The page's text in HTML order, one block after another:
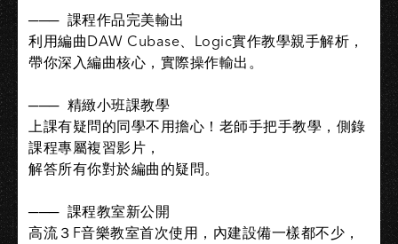
─── ​ 課程作品完美輸出
利用編曲DAW Cubase、Logic實作教學親手解析，
帶你深入編曲核心，實際操作輸出。
─── ​ 精緻小班課教學
上課有疑問的同學不用擔心！老師手把手教學，側錄
課程專屬複習影片，
解答所有你對於編曲的疑問。
─── ​ 課程教室新公開
高流３F音樂教室首次使用，內建設備一樣都不少，